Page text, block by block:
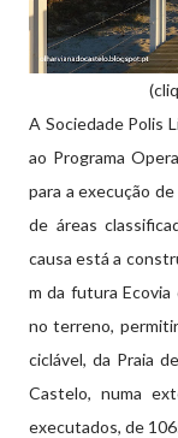
A Sociedade Polis
ao Programa
para a execução
de áreas
causa está a
m da futura Ecovia
no terreno,
ciclável, da Praia
Castelo, numa
executados, de